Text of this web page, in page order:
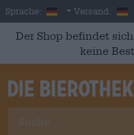
Skip to main content
Sprache: German
Versand:
Der Shop befindet
keine